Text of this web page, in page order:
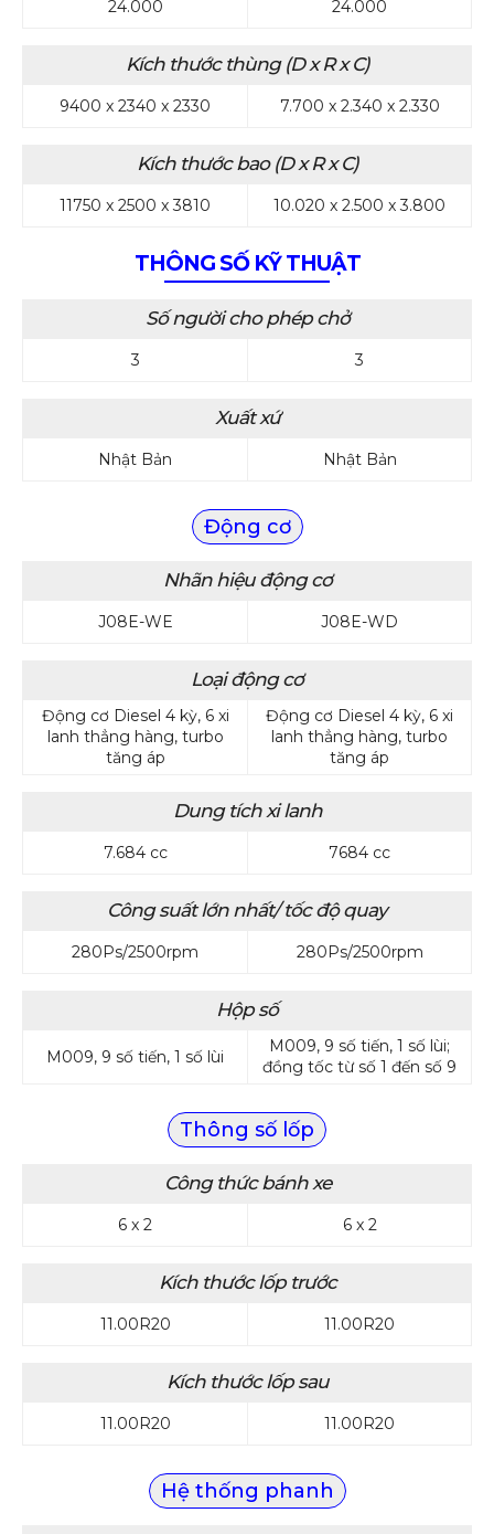
24.000 24.000
Kích thước thùng (D x R x C)
9400 x 2340 x 2330 7.700 x 2.340 x 2.330
Kích thước bao (D x R x C)
11750 x 2500 x 3810 10.020 x 2.500 x 3.800
THÔNG SỐ KỸ THUẬT
Số người cho phép chở
3 3
Xuất xứ
Nhật Bản Nhật Bản
Động cơ
Nhãn hiệu động cơ
J08E-WE J08E-WD
Loại động cơ
Động cơ Diesel 4 kỳ, 6 xi
lanh thẳng hàng, turbo
tăng áp
Động cơ Diesel 4 kỳ, 6 xi
lanh thẳng hàng, turbo
tăng áp
Dung tích xi lanh
7.684 cc 7684 cc
Công suất lớn nhất/ tốc độ quay
280Ps/2500rpm 280Ps/2500rpm
Hộp số
M009, 9 số tiến, 1 số lùi
M009, 9 số tiến, 1 số lùi;
đồng tốc từ số 1 đến số 9
Thông số lốp
Công thức bánh xe
6 x 2 6 x 2
Kích thước lốp trước
11.00R20 11.00R20
Kích thước lốp sau
11.00R20 11.00R20
Hệ thống phanh